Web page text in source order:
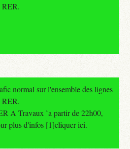
RER.
normal sur l'ensemble des lignes
RER.
A Travaux `a partir de 22h00,
plus d'infos [1]cliquer ici.